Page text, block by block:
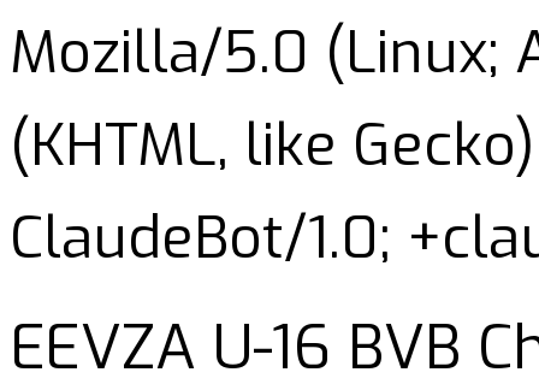
Mozilla/5.0 (Linux;
(KHTML, like
ClaudeBot/1.0;
EEVZA U-16 BVB